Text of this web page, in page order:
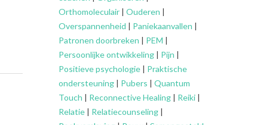
Orthomoleculair | Ouderen |
Overspannenheid | Paniekaanvallen |
Patronen doorbreken | PEM |
Persoonlijke ontwikkeling | Pijn |
Positieve psychologie | Praktische
ondersteuning | Pubers | Quantum
Touch | Reconnective Healing | Reiki |
Relatie | Relatiecounseling |